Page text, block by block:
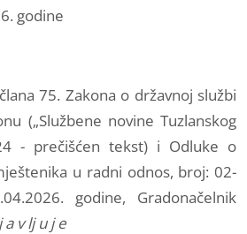
godine
75. Zakona o državnoj službi
(„Službene novine Tuzlanskog
- prečišćen tekst) i Odluke o
u radni odnos, broj: 02-
godine, Gradonačelnik
a v lj u j e